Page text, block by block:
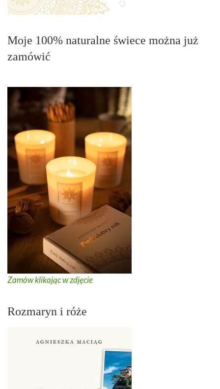
Moje 100% naturalne świece można już
zamówić
Zamów klikając w zdjęcie
Rozmaryn i róże